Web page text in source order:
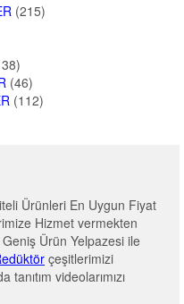
(215)
(46)
(112)
Ürünleri En Uygun Fiyat
Hizmet vermekten
Ürün Yelpazesi ile
çeşitlerimizi
tanıtım videolarımızı